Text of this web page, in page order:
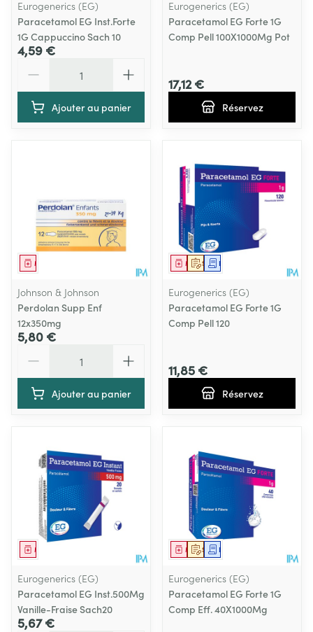
Eurogenerics (EG)
Paracetamol EG Inst.Forte
1G Cappuccino Sach 10
4,59 €
Ajouter au panier
Eurogenerics (EG)
Paracetamol EG Forte 1G
Comp Pell 100X1000Mg Pot
17,12 €
Réservez
Médicament
Johnson & Johnson
Perdolan Supp Enf
12x350mg
5,80 €
Ajouter au panier
Sur prescription
MédicamentDemande écrite
Eurogenerics (EG)
Paracetamol EG Forte 1G
Comp Pell 120
11,85 €
Réservez
Médicament
Eurogenerics (EG)
Paracetamol EG Inst.500Mg
Vanille-Fraise Sach20
5,67 €
Sur prescription
MédicamentDemande écrite
Eurogenerics (EG)
Paracetamol EG Forte 1G
Comp Eff. 40X1000Mg